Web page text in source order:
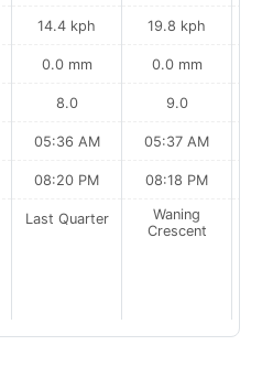
14.4 kph
0.0 mm
8.0
05:36 AM
08:20 PM
Last Quarter
19.8 kph
0.0 mm
9.0
05:37 AM
08:18 PM
Waning
Crescent